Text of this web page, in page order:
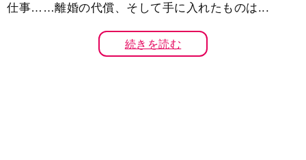
仕事……離婚の代償、そして手に入れたものは...
続きを読む